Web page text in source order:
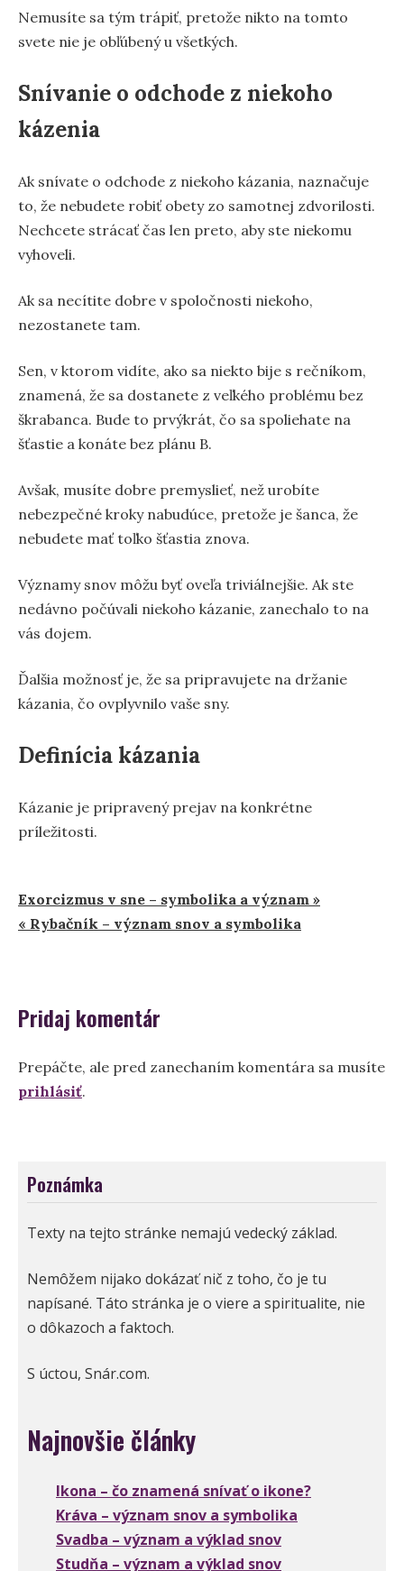
Nemusíte sa tým trápiť, pretože nikto na tomto
svete nie je obľúbený u všetkých.
Snívanie o odchode z niekoho
kázenia
Ak snívate o odchode z niekoho kázania, naznačuje
to, že nebudete robiť obety zo samotnej zdvorilosti.
Nechcete strácať čas len preto, aby ste niekomu
vyhoveli.
Ak sa necítite dobre v spoločnosti niekoho,
nezostanete tam.
Sen, v ktorom vidíte, ako sa niekto bije s rečníkom,
znamená, že sa dostanete z veľkého problému bez
škrabanca. Bude to prvýkrát, čo sa spoliehate na
šťastie a konáte bez plánu B.
Avšak, musíte dobre premyslieť, než urobíte
nebezpečné kroky nabudúce, pretože je šanca, že
nebudete mať toľko šťastia znova.
Významy snov môžu byť oveľa triviálnejšie. Ak ste
nedávno počúvali niekoho kázanie, zanechalo to na
vás dojem.
Ďalšia možnosť je, že sa pripravujete na držanie
kázania, čo ovplyvnilo vaše sny.
Definícia kázania
Kázanie je pripravený prejav na konkrétne
príležitosti.
Navigácia
v
Exorcizmus v sne – symbolika a význam »
« Rybačník – význam snov a symbolika
Pridaj komentár
Prepáčte, ale pred zanechaním komentára sa musíte
prihlásiť.
Poznámka
Texty na tejto stránke nemajú vedecký základ.
Nemôžem nijako dokázať nič z toho, čo je tu
napísané. Táto stránka je o viere a spiritualite, nie
o dôkazoch a faktoch.
S úctou, Snár.com.
Najnovšie články
Ikona – čo znamená snívať o ikone?
Kráva – význam snov a symbolika
Svadba – význam a výklad snov
Studňa – význam a výklad snov